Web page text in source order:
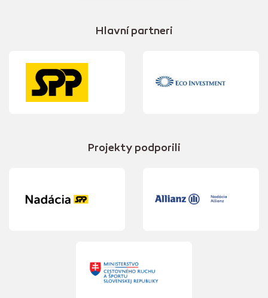
Hlavní partneri
Projekty podporili